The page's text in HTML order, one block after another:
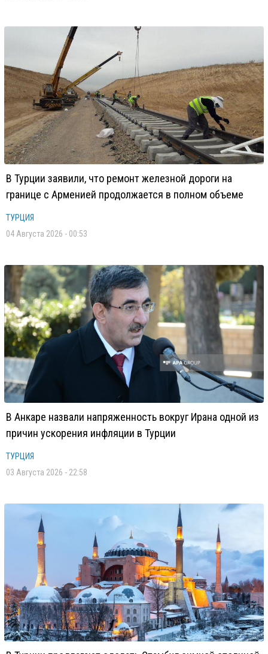
В Турции заявили, что ремонт железной дороги на
границе с Арменией продолжается в полном объеме
ТУРЦИЯ
04 Августа 2026 - 00:53
В Анкаре назвали напряженность вокруг Ирана одной из
причин ускорения инфляции в Турции
ТУРЦИЯ
03 Августа 2026 - 22:58